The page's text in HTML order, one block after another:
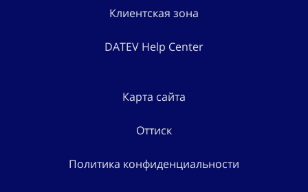
Клиентская зона
DATEV Help Center
Карта сайта
Оттиск
Политика конфиденциальности